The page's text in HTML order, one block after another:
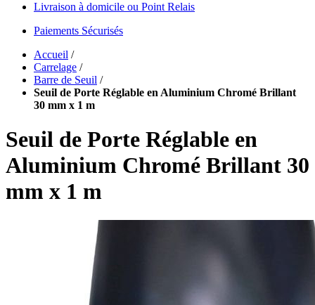
Livraison à domicile ou Point Relais
Paiements Sécurisés
Accueil /
Carrelage /
Barre de Seuil /
Seuil de Porte Réglable en Aluminium Chromé Brillant
30 mm x 1 m
Seuil de Porte Réglable en
Aluminium Chromé Brillant 30
mm x 1 m